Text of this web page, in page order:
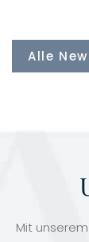
Alle
Mit